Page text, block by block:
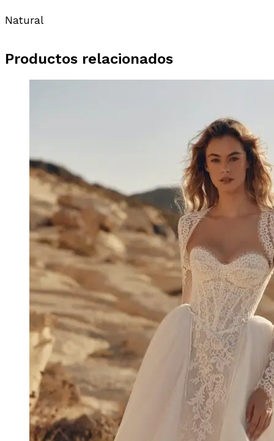
Natural
Productos relacionados